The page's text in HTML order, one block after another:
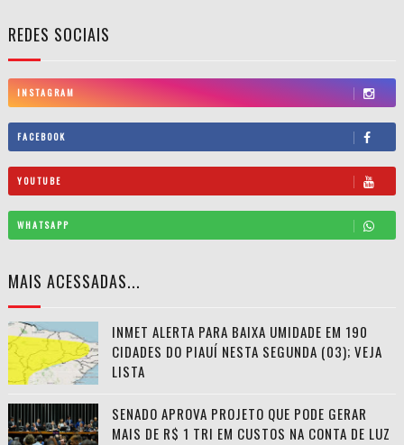
REDES SOCIAIS
INSTAGRAM
FACEBOOK
YOUTUBE
WHATSAPP
MAIS ACESSADAS...
INMET ALERTA PARA BAIXA UMIDADE EM 190
CIDADES DO PIAUÍ NESTA SEGUNDA (03); VEJA
LISTA
SENADO APROVA PROJETO QUE PODE GERAR
MAIS DE R$ 1 TRI EM CUSTOS NA CONTA DE LUZ